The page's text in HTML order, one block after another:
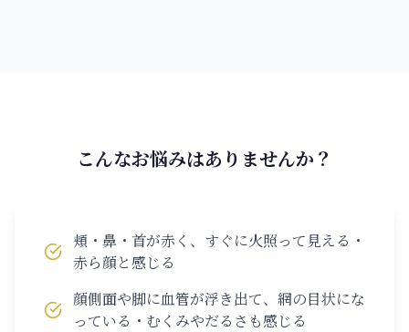
こんなお悩みはありませんか？
頬・鼻・首が赤く、すぐに火照って見える・
赤ら顔と感じる
顔側面や脚に血管が浮き出て、網の目状にな
っている・むくみやだるさも感じる